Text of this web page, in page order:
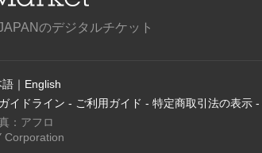
のデジタルチケット
語 ｜ English
イドライン - ご利用ガイド - 特定商取引法の表示 -
：アフロ
Corporation